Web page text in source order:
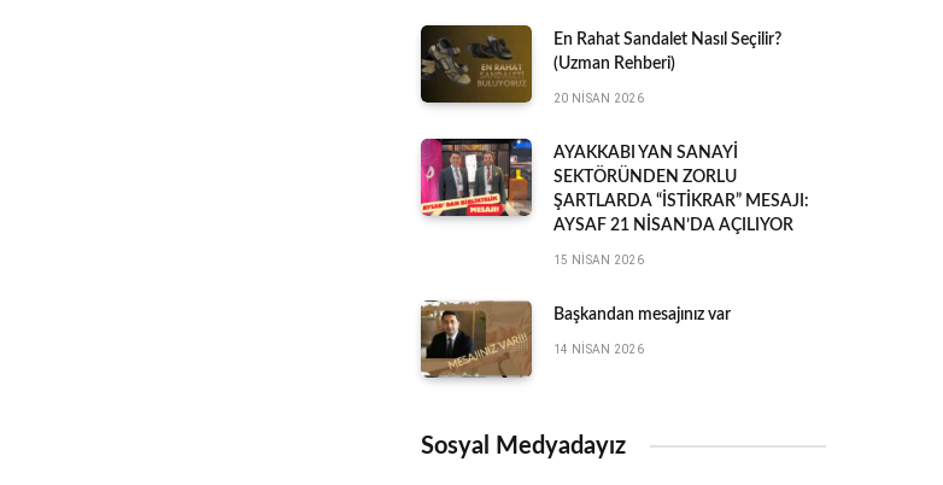
En Rahat Sandalet Nasıl Seçilir?
(Uzman Rehberi)
20 NISAN 2026
AYAKKABI YAN SANAYİ
SEKTÖRÜNDEN ZORLU
ŞARTLARDA “İSTİKRAR” MESAJI:
AYSAF 21 NİSAN’DA AÇILIYOR
15 NISAN 2026
Başkandan mesajınız var
14 NISAN 2026
Sosyal Medyadayız